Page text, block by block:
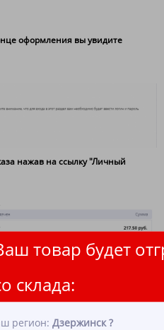
товар будет
склада:
регион: Дзержинск ?
оформления вы увидите
нажав на ссылку "Личный